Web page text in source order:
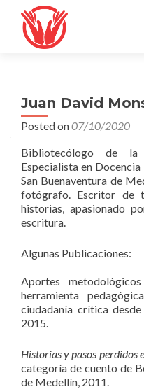
Juan David
Posted on07/10/2020
Bibliotecólogo de la
Especialista en
San Buenaventura de
fotógrafo. Escritor de
historias, apasionado
escritura.
Algunas Publicaciones:
Aportes
herramienta
ciudadanía crítica
2015.
Historias y pasos perdidos
categoría de cuento de
de Medellín, 2011.